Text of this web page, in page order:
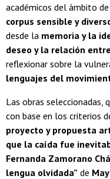
académicos del ámbito
corpus sensible y
desde la memoria y la
deseo y la relación
reflexionar sobre la
lenguajes del
Las obras seleccionadas,
con base en los criterios
proyecto y propuesta
que la caída fue
Fernanda Zamorano
lengua olvidada” de